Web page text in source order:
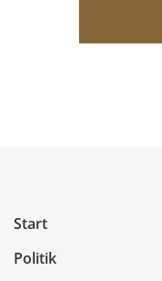
Start
Politik